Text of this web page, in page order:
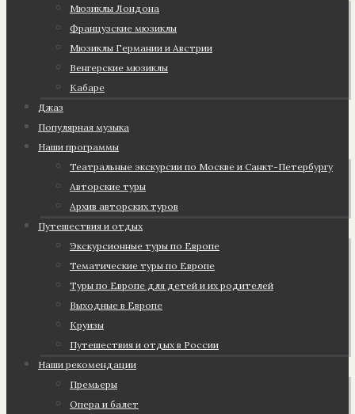
Мюзиклы Лондона
Французские мюзиклы
Мюзиклы Германии и Австрии
Венгерские мюзиклы
Кабаре
Джаз
Популярная музыка
Наши программы
Театральные экскурсии по Москве и Санкт-Петербургу
Авторские туры
Архив авторских туров
Путешествия и отдых
Экскурсионные туры по Европе
Тематические туры по Европе
Туры по Европе для детей и их родителей
Выходные в Европе
Круизы
Путешествия и отдых в России
Наши рекомендации
Премьеры
Опера и балет